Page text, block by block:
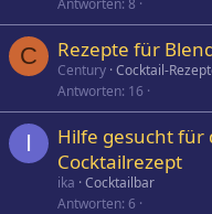
C Rezepte für
Century Cocktail-
Antworten 16
I
Hilfe gesucht für
Cocktailrezept
ika Cocktailbar
Antworten 6